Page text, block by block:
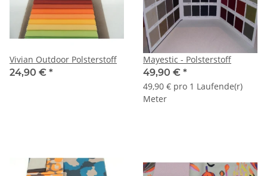
Vivian Outdoor Polsterstoff
24,90 € *
Mayestic - Polsterstoff
49,90 € *
49,90 € pro 1 Laufende(r)
Meter